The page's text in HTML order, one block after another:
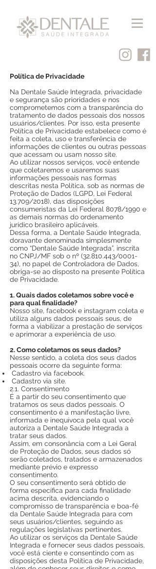
Política de Privacidade
Na Dentale Saúde Integrada, privacidade
e segurança são prioridades e nos
comprometemos com a transparência do
tratamento de dados pessoais dos nossos
usuários/clientes. Por isso, esta presente
Política de Privacidade estabelece como é
feita a coleta, uso e transferência de
informações de clientes ou outras pessoas
que acessam ou usam nosso site.
Ao utilizar nossos serviços, você entende
que coletaremos e usaremos suas
informações pessoais nas formas
descritas nesta Política, sob as normas de
Proteção de Dados (LGPD, Lei Federal
13.709/2018), das disposições
consumeristas da Lei Federal 8078/1990 e
as demais normas do ordenamento
jurídico brasileiro aplicáveis.
Dessa forma, a Dentale Saúde Integrada,
doravante denominada simplesmente
como “Dentale Saúde Integrada”, inscrita
no CNPJ/MF sob o nº (32.810.443/0001-
34), no papel de Controladora de Dados,
obriga-se ao disposto na presente Política
de Privacidade.
1. Quais dados coletamos sobre você e
para qual finalidade?
Nosso site, facebook e instagram coleta e
utiliza alguns dados pessoais seus, de
forma a viabilizar a prestação de serviços
e aprimorar a experiência de uso.
2. Como coletamos os seus dados?
Nesse sentido, a coleta dos seus dados
pessoais ocorre da seguinte forma:
Cadastro via facebook.
Cadastro via site.
2.1. Consentimento
É a partir do seu consentimento que
tratamos os seus dados pessoais. O
consentimento é a manifestação livre,
informada e inequívoca pela qual você
autoriza a Dentale Saúde Integrada a
tratar seus dados.
Assim, em consonância com a Lei Geral
de Proteção de Dados, seus dados só
serão coletados, tratados e armazenados
mediante prévio e expresso
consentimento.
O seu consentimento será obtido de
forma específica para cada finalidade
acima descrita, evidenciando o
compromisso de transparência e boa-fé
da Dentale Saúde Integrada para com
seus usuários/clientes, seguindo as
regulações legislativas pertinentes.
Ao utilizar os serviços da Dentale Saúde
Integrada e fornecer seus dados pessoais,
você está ciente e consentindo com as
disposições desta Política de Privacidade,